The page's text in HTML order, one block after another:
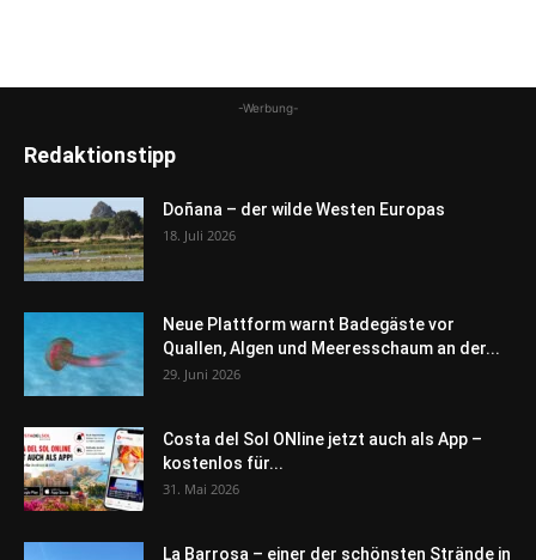
-Werbung-
Redaktionstipp
Doñana – der wilde Westen Europas
18. Juli 2026
Neue Plattform warnt Badegäste vor
Quallen, Algen und Meeresschaum an der...
29. Juni 2026
Costa del Sol ONline jetzt auch als App –
kostenlos für...
31. Mai 2026
La Barrosa – einer der schönsten Strände in